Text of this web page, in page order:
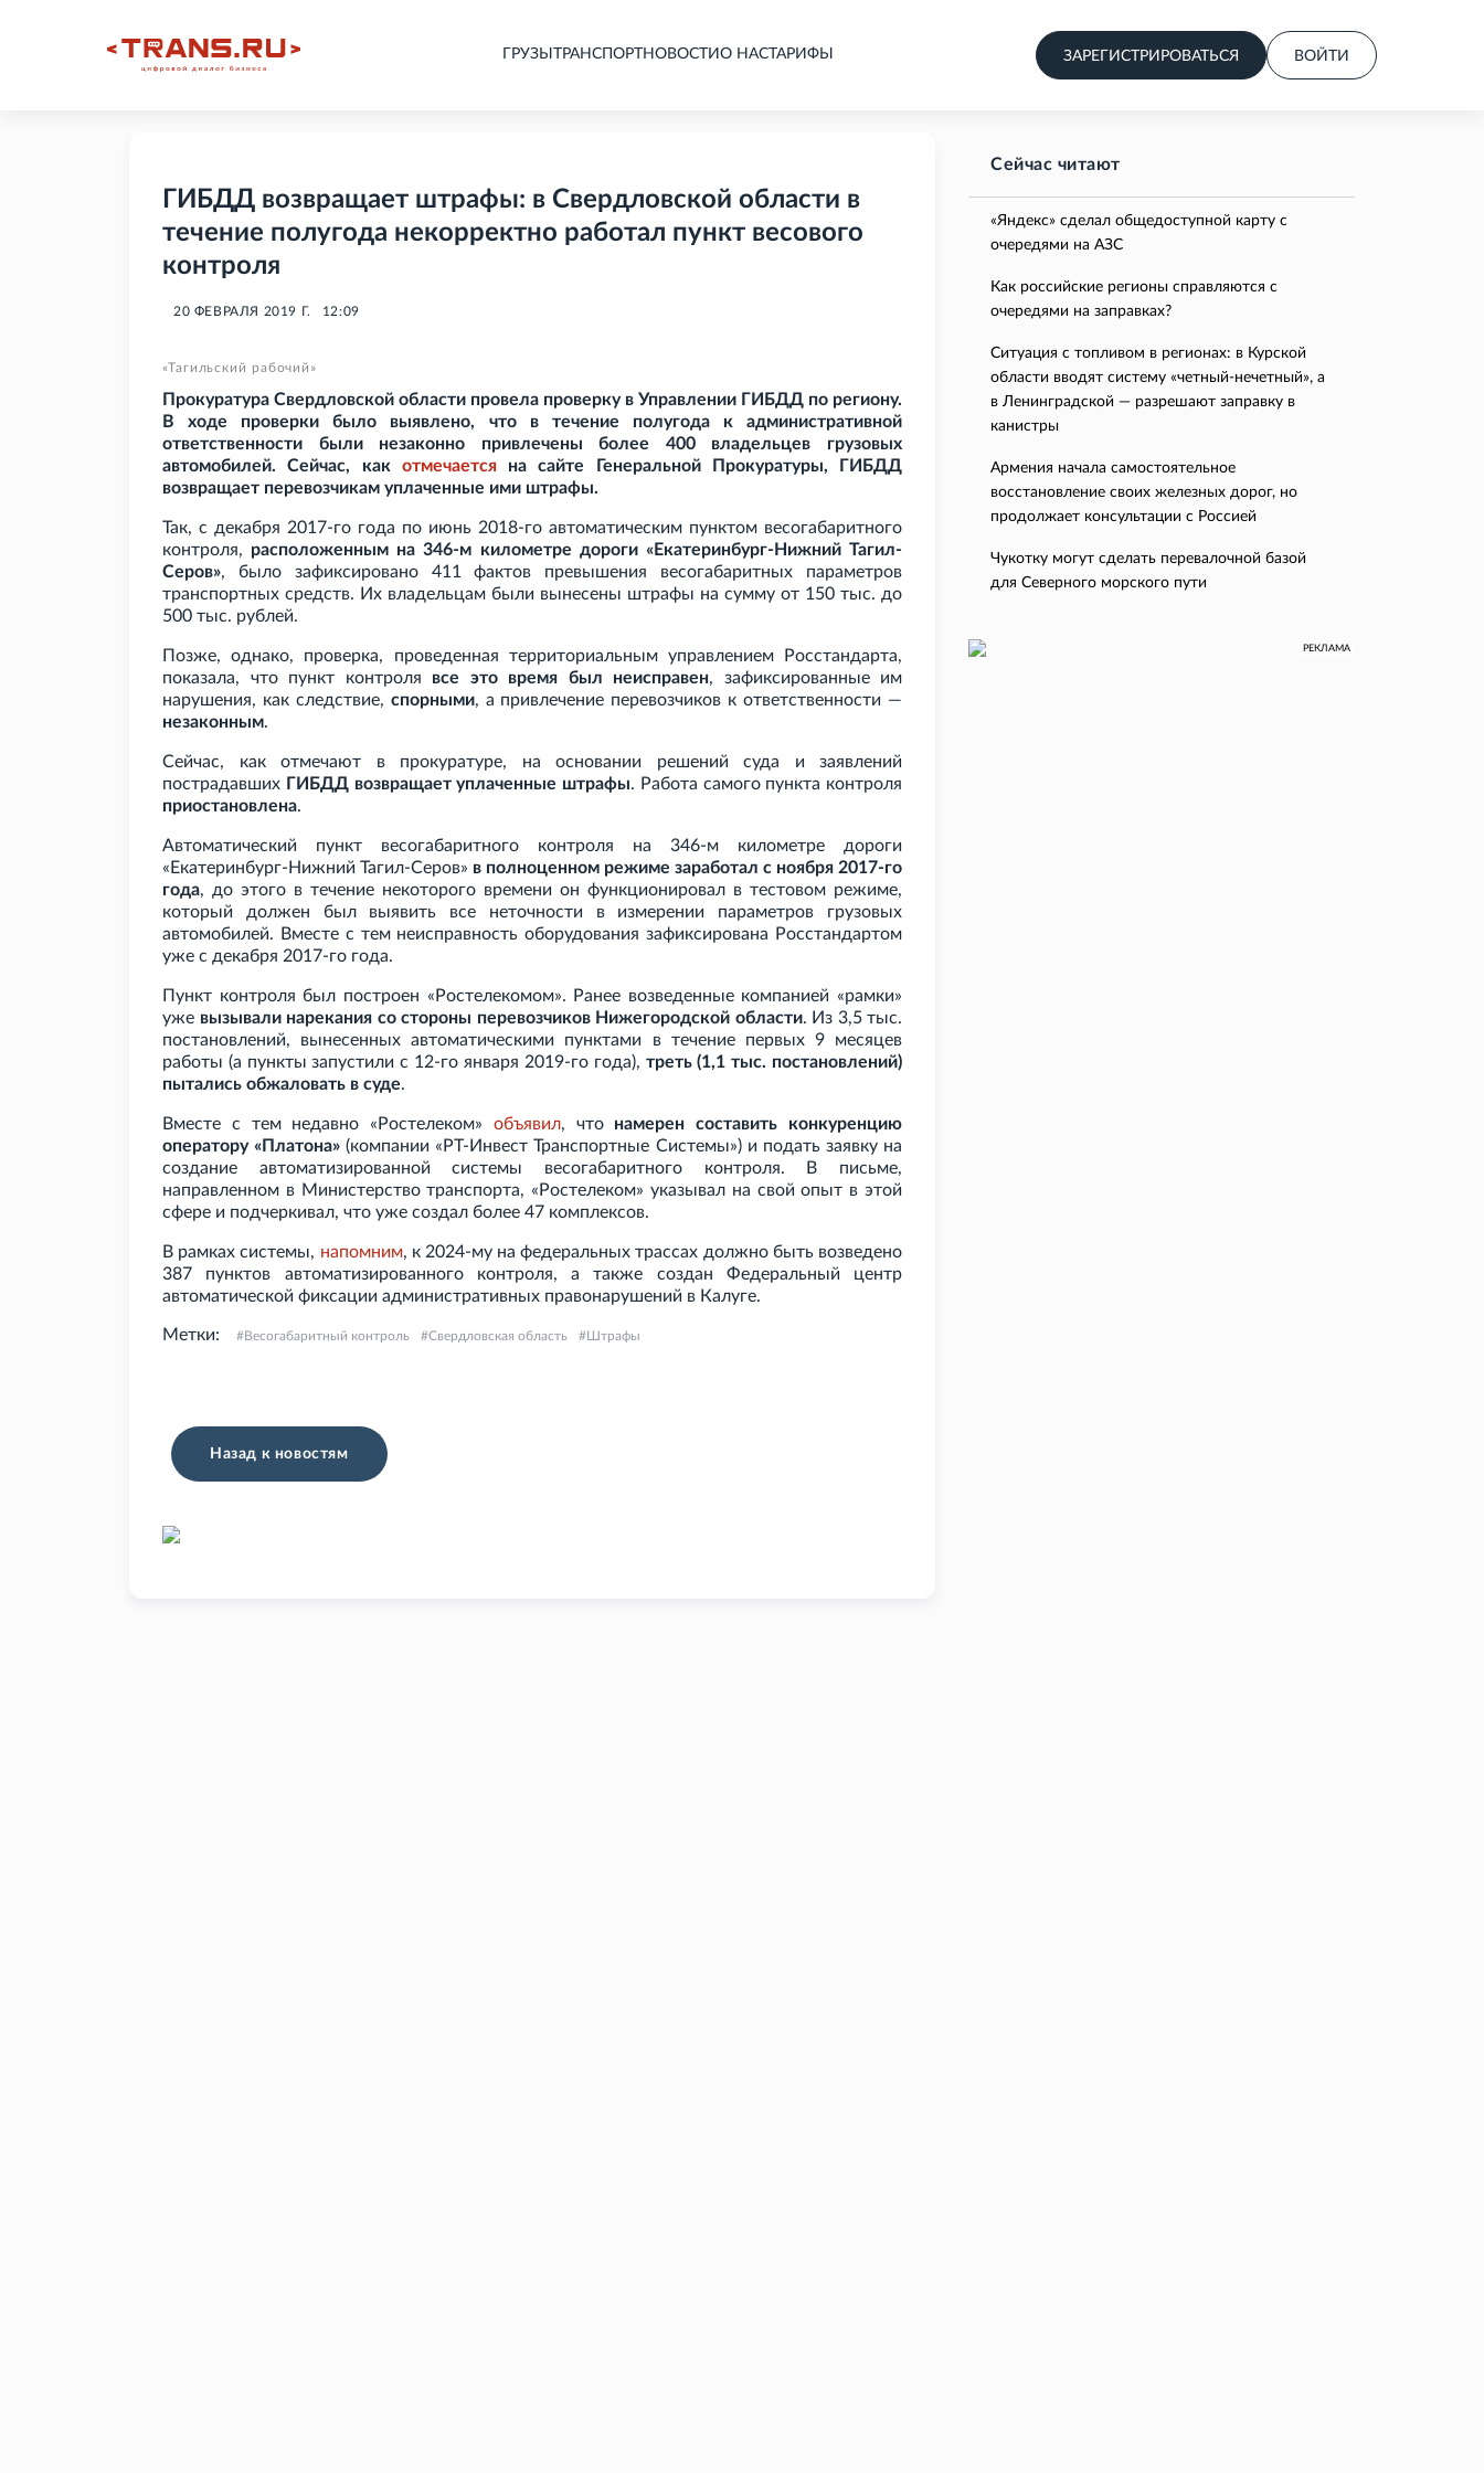
ГРУЗЫ ТРАНСПОРТНОВОСТИ О НАСТАРИФЫ ЗАРЕГИСТРИРОВАТЬСЯ ВОЙТИ
ГИБДД возвращает штрафы: в Свердловской области в
течение полугода некорректно работал пункт весового
контроля
20 ФЕВРАЛЯ 2019 Г. 12:09
«Тагильский рабочий»
Прокуратура Свердловской области провела проверку в Управлении ГИБДД по региону.
В ходе проверки было выявлено, что в течение полугода к административной
ответственности были незаконно привлечены более 400 владельцев грузовых
автомобилей. Сейчас, как отмечаетсяна сайте Генеральной Прокуратуры, ГИБДД
возвращает перевозчикам уплаченные ими штрафы.
Так, с декабря 2017-го года по июнь 2018-го автоматическим пунктом весогабаритного
контроля, расположенным на 346-м километре дороги «Екатеринбург-Нижний Тагил-
Серов», было зафиксировано 411 фактов превышения весогабаритных параметров
транспортных средств. Их владельцам были вынесены штрафы на сумму от 150 тыс. до
500 тыс. рублей.
Позже, однако, проверка, проведенная территориальным управлением Росстандарта,
показала, что пункт контроля все это время был неисправен, зафиксированные им
нарушения, как следствие, спорными, а привлечение перевозчиков к ответственности —
незаконным.
Сейчас, как отмечают в прокуратуре, на основании решений суда и заявлений
пострадавших ГИБДД возвращает уплаченные штрафы. Работа самого пункта контроля
приостановлена.
Автоматический пункт весогабаритного контроля на 346-м километре дороги
«Екатеринбург-Нижний Тагил-Серов» в полноценном режиме заработал с ноября 2017-го
года, до этого в течение некоторого времени он функционировал в тестовом режиме,
который должен был выявить все неточности в измерении параметров грузовых
автомобилей. Вместе с тем неисправность оборудования зафиксирована Росстандартом
уже с декабря 2017-го года.
Пункт контроля был построен «Ростелекомом». Ранее возведенные компанией «рамки»
уже вызывали нарекания со стороны перевозчиков Нижегородской области. Из 3,5 тыс.
постановлений, вынесенных автоматическими пунктами в течение первых 9
месяцев
работы (а пункты запустили с 12-го января 2019-го года), треть (1,1 тыс. постановлений)
пытались обжаловать в суде.
Вместе с тем недавно «Ростелеком» объявил, что намерен составить конкуренцию
оператору «Платона» (компании «РТ-Инвест Транспортные Системы») и подать заявку на
создание автоматизированной системы весогабаритного контроля. В письме,
направленном в Министерство транспорта, «Ростелеком» указывал на свой опыт в этой
сфере и подчеркивал, что уже создал более 47 комплексов.
В рамках системы, напомним, к 2024-му на федеральных трассах должно быть возведено
387 пунктов автоматизированного контроля, а также создан Федеральный центр
автоматической фиксации административных правонарушений в Калуге.
Метки: Весогабаритный контроль Свердловская область Штрафы
Назад к новостям
Сейчас читают
«Яндекс» сделал общедоступной карту с
очередями на АЗС
Как российские регионы справляются с
очередями на заправках?
Ситуация с топливом в регионах: в Курской
области вводят систему «четный-нечетный», а
в Ленинградской — разрешают заправку в
канистры
Армения начала самостоятельное
восстановление своих железных дорог, но
продолжает консультации с Россией
Чукотку могут сделать перевалочной базой
для Северного морского пути
РЕКЛАМА